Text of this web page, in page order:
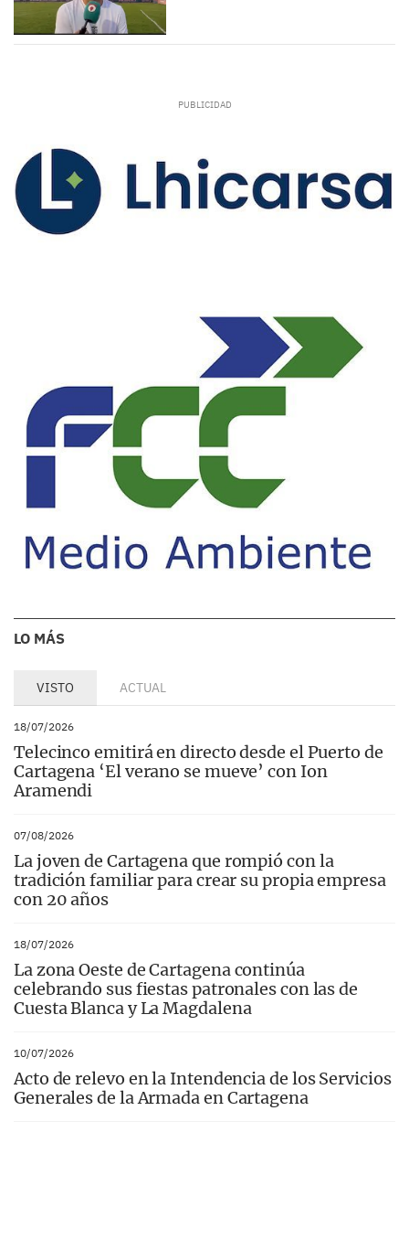
LO MÁS
VISTO ACTUAL
18/07/2026
Telecinco emitirá en directo desde el Puerto de
Cartagena ‘El verano se mueve’ con Ion
Aramendi
07/08/2026
La joven de Cartagena que rompió con la
tradición familiar para crear su propia empresa
con 20 años
18/07/2026
La zona Oeste de Cartagena continúa
celebrando sus fiestas patronales con las de
Cuesta Blanca y La Magdalena
10/07/2026
Acto de relevo en la Intendencia de los Servicios
Generales de la Armada en Cartagena